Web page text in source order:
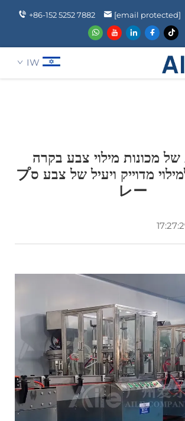
+86-152 5252 7882 [email protected]
IW
של מכונות מילוי צבע בקרה
פנאומטית למילוי מדוייק ויעיל של צבע סプ
レー